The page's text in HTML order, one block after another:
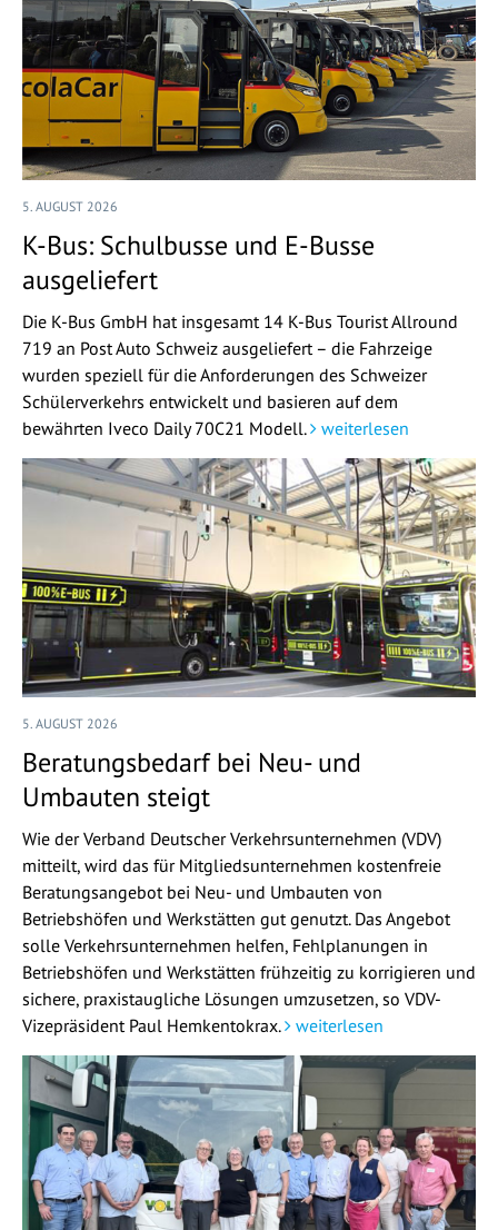
5. AUGUST 2026
K-Bus: Schulbusse und E-Busse
ausgeliefert
Die K-Bus GmbH hat insgesamt 14 K-Bus Tourist Allround
719 an Post Auto Schweiz ausgeliefert – die Fahrzeige
wurden speziell für die Anforderungen des Schweizer
Schülerverkehrs entwickelt und basieren auf dem
bewährten Iveco Daily 70C21 Modell.
weiterlesen
5. AUGUST 2026
Beratungsbedarf bei Neu- und
Umbauten steigt
Wie der Verband Deutscher Verkehrsunternehmen (VDV)
mitteilt, wird das für Mitgliedsunternehmen kostenfreie
Beratungsangebot bei Neu- und Umbauten von
Betriebshöfen und Werkstätten gut genutzt. Das Angebot
solle Verkehrsunternehmen helfen, Fehlplanungen in
Betriebshöfen und Werkstätten frühzeitig zu korrigieren und
sichere, praxistaugliche Lösungen umzusetzen, so VDV-
Vizepräsident Paul Hemkentokrax.
weiterlesen